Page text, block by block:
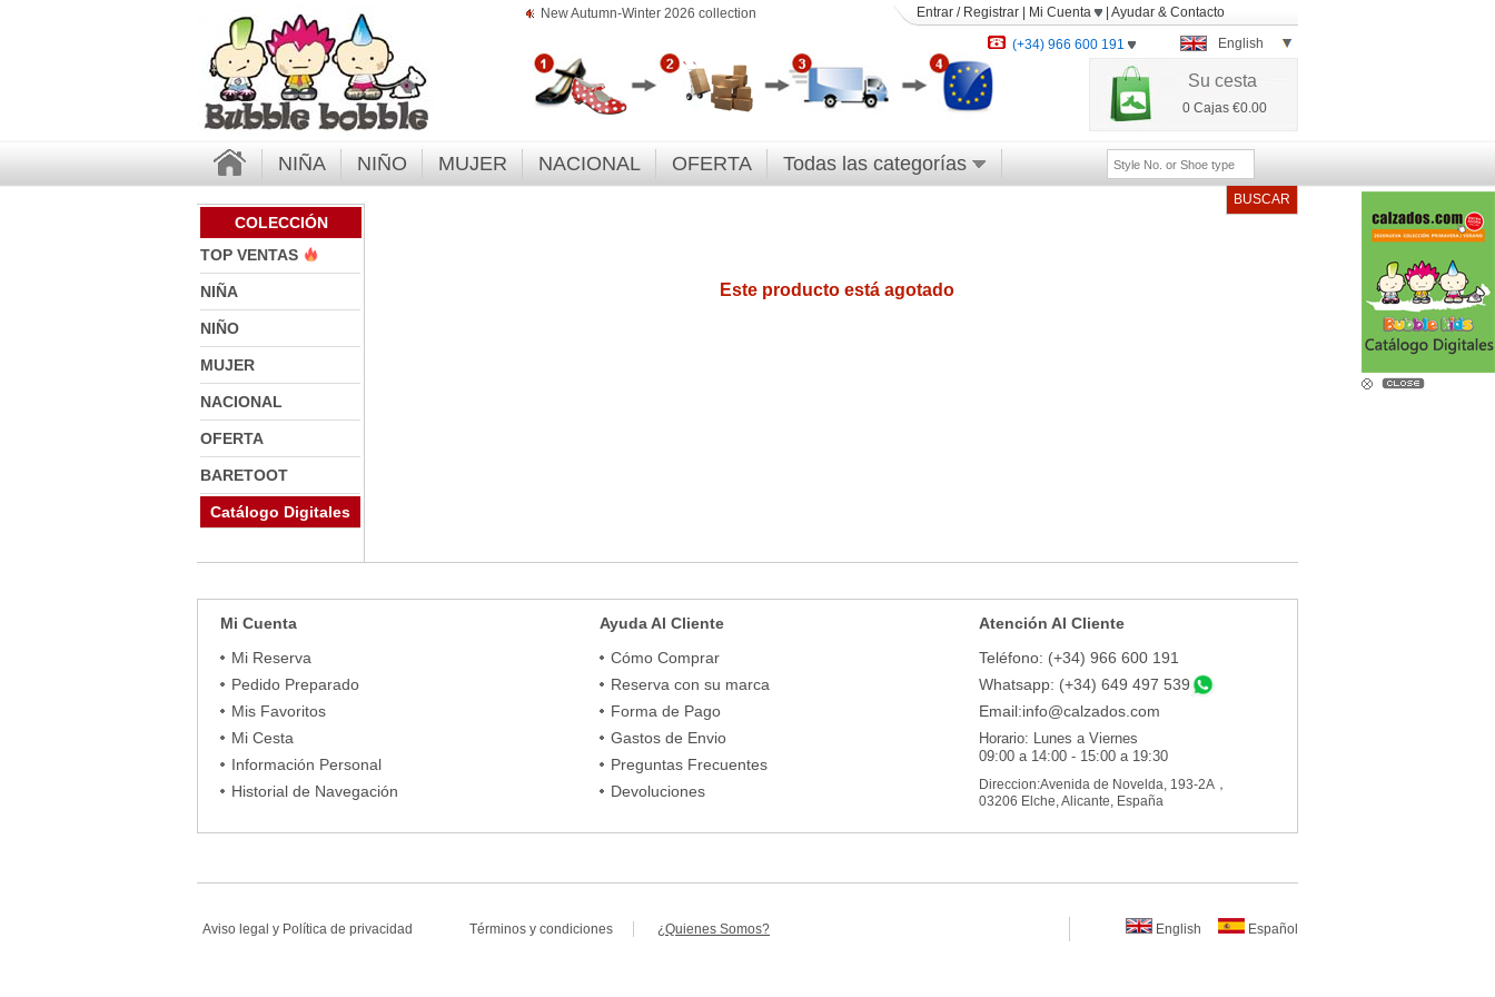
New Autumn-Winter 2026 collection Entrar / Registrar Mi Cuenta Ayudar & Contacto
(+34) 966 600 191 English
Su cesta
0Cajas €0.00
NIÑA NIÑO MUJER NACIONAL OFERTA Todas las categorías
BUSCAR
COLECCIÓN
TOP VENTAS
NIÑA
NIÑO
MUJER
NACIONAL
OFERTA
BARETOOT
Catálogo Digitales
Este producto está agotado
Mi Cuenta
Mi Reserva
Pedido Preparado
Mis Favoritos
Mi Cesta
Información Personal
Historial de Navegación
Ayuda Al Cliente
Cómo Comprar
Reserva con su marca
Forma de Pago
Gastos de Envio
Preguntas Frecuentes
Devoluciones
Atención Al Cliente
Teléfono: (+34) 966 600 191
Whatsapp: (+34) 649 497 539
Email:info@calzados.com
Horario: Lunes a Viernes
09:00 a 14:00 - 15:00 a 19:30
Direccion:Avenida de Novelda, 193-2A，
03206 Elche, Alicante, España
Aviso legal y Política de privacidad Términos y condiciones ¿Quienes Somos? English Español